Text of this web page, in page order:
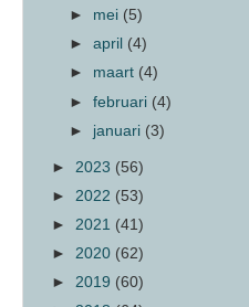
► mei (5)
►april (4)
► maart (4)
►februari (4)
► januari (3)
► 2023 (56)
► 2022 (53)
► 2021 (41)
► 2020 (62)
► 2019 (60)